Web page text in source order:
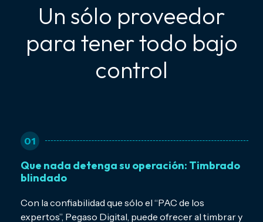
Un sólo proveedor
para tener todo bajo
control
01
Que nada detenga su operación: Timbrado
blindado
Con la confiabilidad que sólo el “PAC de los
expertos”, Pegaso Digital, puede ofrecer al timbrar y